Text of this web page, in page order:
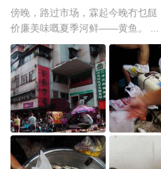
傍晚，路过市场，霖起今晚冇乜
价廉美味嘅夏季河鲜——黄鱼。 ...